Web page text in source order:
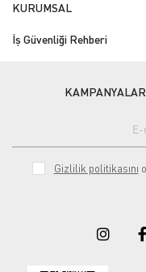
KURUMSAL
İş Güvenliği Rehberi
Gizlilik politikasını